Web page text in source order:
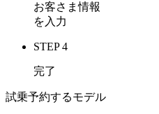
お客さま情報
を入力
STEP 4
完了
試乗予約するモデル